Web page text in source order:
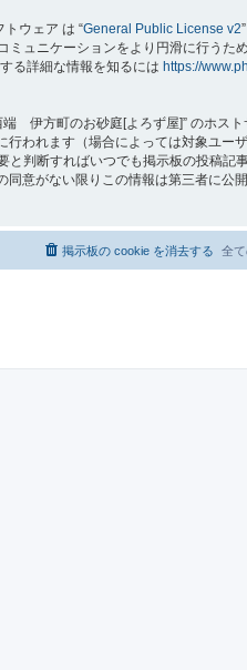
トウェア は “General Public License v2
ュニケーションをより円滑に行うた
る詳細な情報を知るには https://
伊方町のお砂庭[よろず屋]” のホス
われます（場合によっては対象ユー
判断すればいつでも掲示板の投稿記
意がない限りこの情報は第三者に公
全
掲示板の cookie を消去する